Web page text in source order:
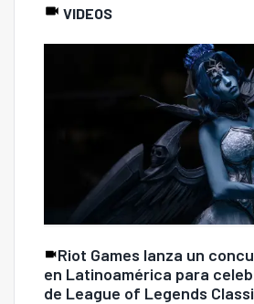
VIDEOS
Riot Games lanza un
en Latinoamérica para
de League of Legends